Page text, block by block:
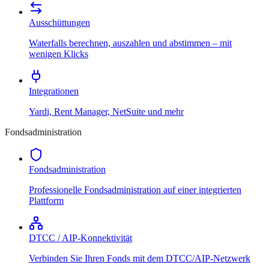
Ausschüttungen
Waterfalls berechnen, auszahlen und abstimmen – mit
wenigen Klicks
Integrationen
Yardi, Rent Manager, NetSuite und mehr
Fondsadministration
Fondsadministration
Professionelle Fondsadministration auf einer integrierten
Plattform
DTCC / AIP-Konnektivität
Verbinden Sie Ihren Fonds mit dem DTCC/AIP-Netzwerk